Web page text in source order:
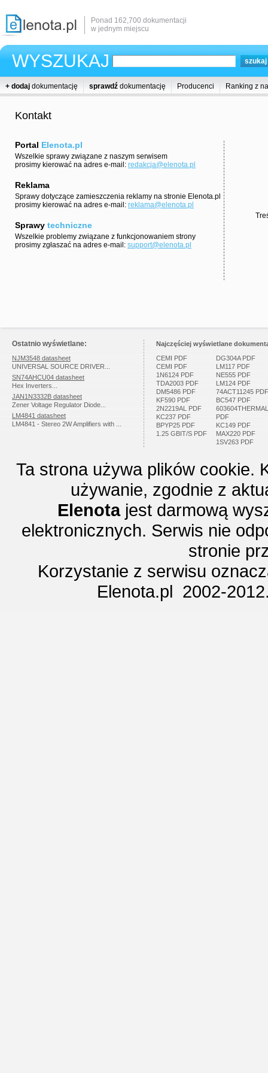
Ponad 162,700 dokumentacji
w jednym miejscu
WYSZUKAJ
+ dodaj dokumentację sprawdź dokumentację Producenci Ranking z
Kontakt
Portal Elenota.pl
Wszelkie sprawy związane z naszym serwisem
prosimy kierować na adres e-mail: redakcja@elenota.pl
Reklama
Sprawy dotyczące zamieszczenia reklamy na stronie Elenota.pl
prosimy kierować na adres e-mail: reklama@elenota.pl
Sprawy techniczne
Wszelkie problemy związane z funkcjonowaniem strony
prosimy zgłaszać na adres e-mail: support@elenota.pl
Ostatnio wyświetlane:
NJM3548 datasheet
UNIVERSAL SOURCE DRIVER...
SN74AHCU04 datasheet
Hex Inverters...
JAN1N3332B datasheet
Zener Voltage Regulator Diode...
LM4841 datasheet
LM4841 - Stereo 2W Amplifiers with ...
Najczęściej wyświetlane
CEMI PDF
CEMI PDF
1N6124 PDF
TDA2003 PDF
DM5486 PDF
KF590 PDF
2N2219AL PDF
KC237 PDF
BPYP25 PDF
1.25 GBIT/S PDF
DG304A PDF
LM117 PDF
NE555 PDF
LM124 PDF
74ACT11245 PDF
BC547 PDF
603604THERMAL
PDF
KC149 PDF
MAX220 PDF
1SV263 PDF
Ta strona używa plików cookie.
używanie, zgodnie z
Elenotajest darmową
elektronicznych. Serwis nie
stronie
Korzystanie z serwisu
Elenota.pl 2002-